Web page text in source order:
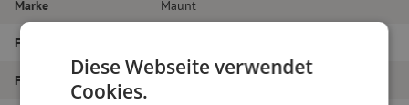
Marke Maunt
Fasertyp
Farbe Gelb
Diese Webseite verwendet
Cookies.